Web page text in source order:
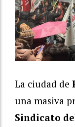
La ciudad de
una masiva
Sindicato